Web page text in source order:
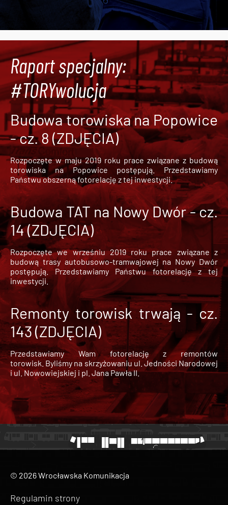
Raport specjalny:
#TORYwolucja
Budowa torowiska na Popowice
- cz. 8 (ZDJĘCIA)
Rozpoczęte w maju 2019 roku prace związane z budową
torowiska na Popowice
postępują. Przedstawiamy
Państwu obszerną fotorelację z tej inwestycji.
Budowa TAT na Nowy Dwór - cz.
14 (ZDJĘCIA)
Rozpoczęte we wrześniu 2019 roku prace związane z
budową trasy autobusowo-tramwajowej na Nowy Dwór
postępują. Przedstawiamy Państwu fotorelację z tej
inwestycji.
Remonty torowisk trwają - cz.
143 (ZDJĘCIA)
Przedstawiamy Wam fotorelację z remontów
torowisk. Byliśmy na skrzyżowaniu ul. Jedności Narodowej
i ul. Nowowiejskiej i pl. Jana Pawła II.
© 2026 Wrocławska Komunikacja
Regulamin strony